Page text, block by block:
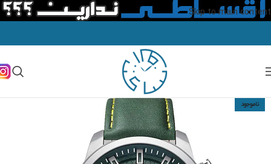
Skip to main content
ناموجود